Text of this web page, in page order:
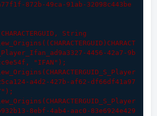
872 b-49ca- 91ab- 32098c443be
String
4456-42a7-9b
"IFAN");
a4d2-427 b-af62-df66df41a97
8ebf-4ab4-aac0- 83e6924e429